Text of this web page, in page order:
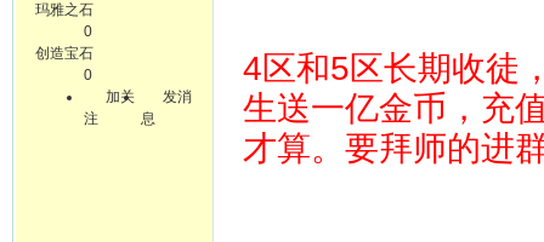
玛雅之石
0
创造宝石
0
加关
注
发消
息
4区和5区长期收徒
生送一亿金币，充
才算。要拜师的进